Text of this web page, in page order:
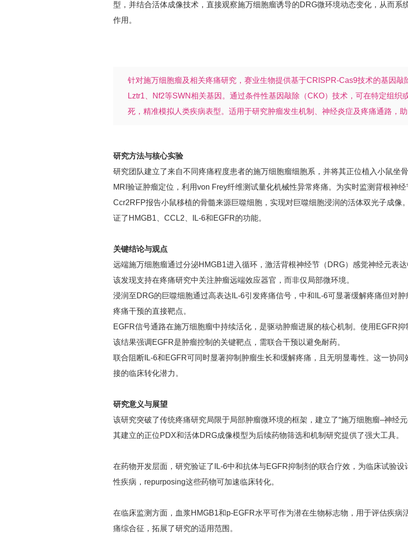
型，并结合活体成像技术，直接观察施万细胞瘤诱导的DRG微环境动态变化，从而
作用。
针对施万细胞瘤及相关疼痛研究，赛业生物提供基于CRISPR-Cas9技术的基因敲
Lztr1、Nf2等SWN相关基因。通过条件性基因敲除（CKO）技术，可在特定组织
死，精准模拟人类疾病表型。适用于研究肿瘤发生机制、神经炎症及疼痛通路，
研究方法与核心实验
研究团队建立了来自不同疼痛程度患者的施万细胞瘤细胞系，并将其正位植入小鼠
MRI验证肿瘤定位，利用von Frey纤维测试量化机械性异常疼痛。为实时监测背根神
Ccr2RFP报告小鼠移植的骨髓来源巨噬细胞，实现对巨噬细胞浸润的活体双光子成
证了HMGB1、CCL2、IL-6和EGFR的功能。
关键结论与观点
远端施万细胞瘤通过分泌HMGB1进入循环，激活背根神经节（DRG）感觉神经元表
该发现支持在疼痛研究中关注肿瘤远端效应器官，而非仅局部微环境。
浸润至DRG的巨噬细胞通过高表达IL-6引发疼痛信号，中和IL-6可显著缓解疼痛但对
疼痛干预的直接靶点。
EGFR信号通路在施万细胞瘤中持续活化，是驱动肿瘤进展的核心机制。使用EGFR
该结果强调EGFR是肿瘤控制的关键靶点，需联合干预以避免耐药。
联合阻断IL-6和EGFR可同时显著抑制肿瘤生长和缓解疼痛，且无明显毒性。这一协
接的临床转化潜力。
研究意义与展望
该研究突破了传统疼痛研究局限于局部肿瘤微环境的框架，建立了“施万细胞瘤–神经
其建立的正位PDX和活体DRG成像模型为后续药物筛选和机制研究提供了强大工具。
在药物开发层面，研究验证了IL-6中和抗体与EGFR抑制剂的联合疗效，为临床试验
性疾病，repurposing这些药物可加速临床转化。
在临床监测方面，血浆HMGB1和p-EGFR水平可作为潜在生物标志物，用于评估疾
痛综合征，拓展了研究的适用范围。